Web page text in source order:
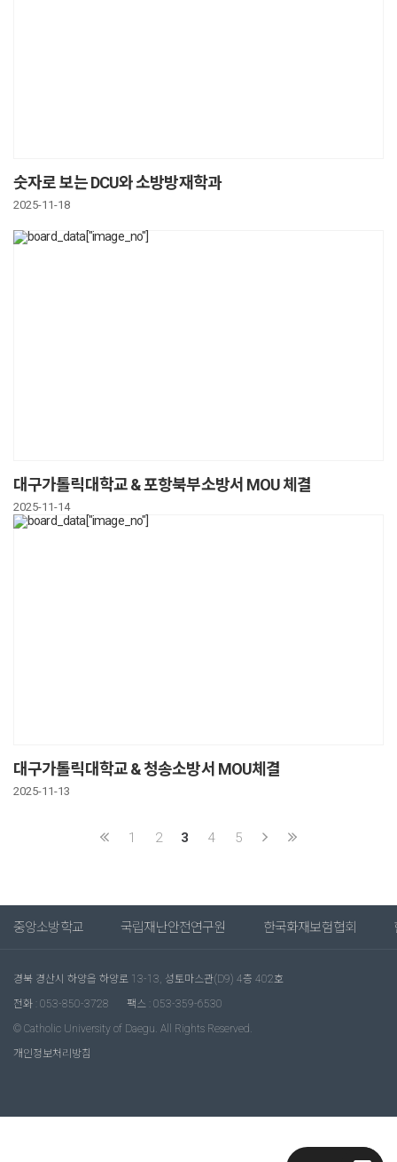
숫자로 보는 DCU와 소방방재학과
2025-11-18
대구가톨릭대학교 & 포항북부소방서 MOU 체결
2025-11-14
대구가톨릭대학교 & 청송소방서 MOU체결
2025-11-13
1 2 3 4 5
중앙소방학교 국립재난안전연구원 한국화재보험협회
경북 경산시 하양읍 하양로 13-13, 성토마스관(D9) 4층 402호
전화 : 053-850-3728
팩스 : 053-359-6530
© Catholic University of Daegu. All Rights Reserved.
개인정보처리방침